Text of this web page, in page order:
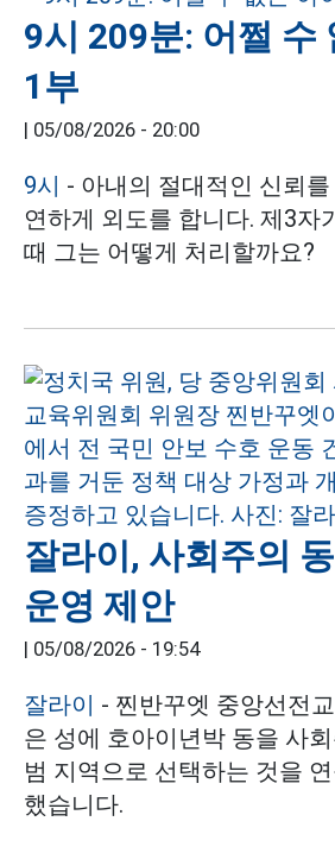
9시 209분: 어쩔 수
1부
| 05/08/2026 - 20:00
9시 - 아내의 절대적인 신뢰
연하게 외도를 합니다. 제3자
때 그는 어떻게 처리할까요?
잘라이, 사회주의
운영 제안
| 05/08/2026 - 19:54
잘라이 - 찐반꾸엣 중앙선전
은 성에 호아이년박 동을 사
범 지역으로 선택하는 것을
했습니다.